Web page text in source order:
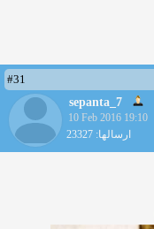
#31
sepanta_7
10 Feb 2016 19:10
ارسالها: 23327